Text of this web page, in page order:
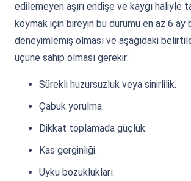
edilemeyen aşırı endişe ve kaygı haliyle
koymak için bireyin bu durumu en az 6 ay
deneyimlemiş olması ve aşağıdaki
üçüne sahip olması gerekir:
Sürekli huzursuzluk veya sinirlilik.
Çabuk yorulma.
Dikkat toplamada güçlük.
Kas gerginliği.
Uyku bozuklukları.